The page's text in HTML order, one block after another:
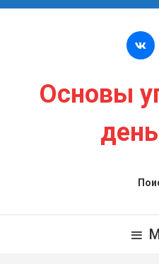
Перейти к содержимому
Основы